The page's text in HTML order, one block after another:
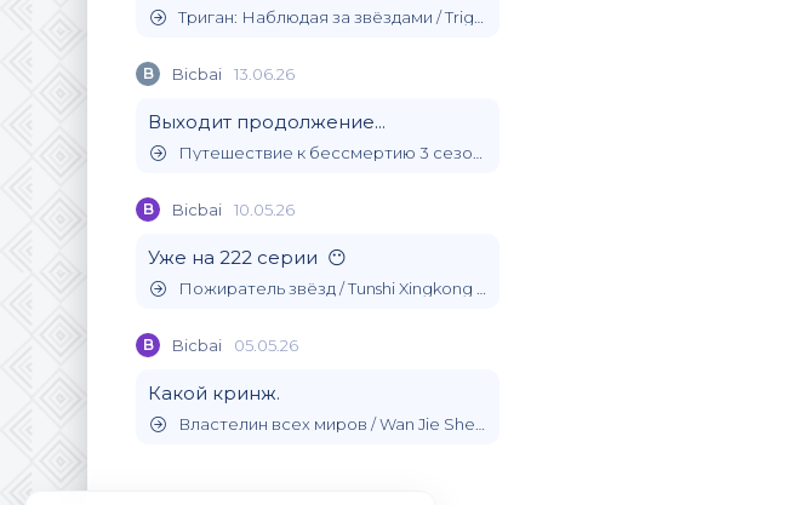
Триган: Наблюдая за звёздами / Trigun Stargaze (2026)
B Bicbai 13.06.26
Выходит продолжение...
Путешествие к бессмертию 3 сезон / (2024)
B Bicbai 10.05.26
Уже на 222 серии 😶
Пожиратель звёзд / Tunshi Xingkong (2020)
B Bicbai 05.05.26
Какой кринж.
Властелин всех миров / Wan Jie Shen Zhu (2019)